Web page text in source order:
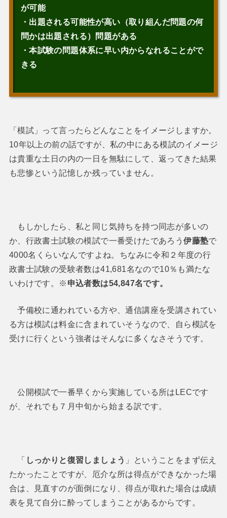
が可能
・出題される可能性が高い（取り組んだ問題の何
問かは出題される）問題がある
・本試験の問題体系に早い内からなれることがで
きる
「模試」って言ったらどんなことをイメージしますか。
10年以上の前の話ですが、私の中にある模試のイメージ
は貴重な土日の内の一日を無駄にして、返ってきた結果
も悲惨という記憶しか残っていません。
もしかしたら、私と同じ気持ちを持つ同志が多いの
か、行政書士試験の模試で一番受けたであろう伊藤塾で
4000名くらいなんですよね。ちなみに令和２年度の行
政書士試験の受験者数は41,681名なので10％も満たな
いわけです。※ 申込者数は54,847名です。
予備校に通われている方や、通信講座を受講されてい
る方は模試は料金に含まれていそうなので、自ら模試を
受けに行くという強者はそんなに多くなさそうです。
公開模試で一番早くから実施している所はLECです
が、それでも７月中旬から始まる訳です。
「 しっかりと復習しましょう 」ということをまず伝え
たかったことですが、厄介な所は得点ができなかった場
合は、見直すのが面倒になり、得点が取れた場合は成績
表を見て自分に酔ってしまうことがあるからです。